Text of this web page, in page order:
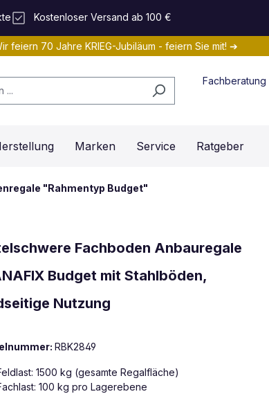
Kostenloser Versand ab 100 €
feiern 70 Jahre KRIEG-Jubiläum - feiern Sie mit! ➔
Fachberatung
Marken Service Ratgeber
"Rahmentyp Budget"
Fachboden Anbauregale
Budget mit Stahlböden,
Nutzung
RBK2849
1500 kg (gesamte Regalfläche)
100 kg pro Lagerebene